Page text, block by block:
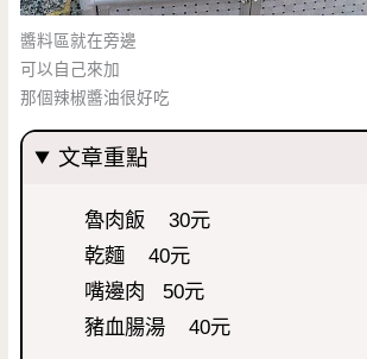
醬料區就在旁邊
可以自己來加
那個辣椒醬油很好吃
文章重點
魯肉飯 30元
乾麵 40元
嘴邊肉 50元
豬血腸湯 40元